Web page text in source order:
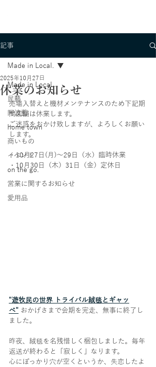
記事
Made in Local.
民藝
阿波藍
home town
商いもの
イベント
on the go.
営業に関するお知らせ
愛用品
Made in Local.
休業のお知らせ
2025年10月27日
売場入替えと機材メンテナンスのため下記期
間店舗は休業します。
ご迷惑をおかけ致しますが、よろしくお願い
します。
・10月27日(月)～29日（水）臨時休業
・10月30日（木）31日（金）定休日
"遊牧民の世界 トライバル絨毯とギャッ
ベ" おかげさまで会期を完走、無事に終了し
ました。
昨夜、絨毯を名残惜しく梱包しました。毎年
返送が終わると「寂しく」なります。
心にぽっかり穴が空くというか、失恋したよ